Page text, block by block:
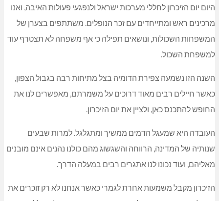
היום יום הזיכרון לחללי מערכות ישראל ולנפגעי פעולות האיבה, ואנו
מרכינים ראש ומתייחדים עם זכר הנופלים. משתתפים בצערן של
המשפחות השכולות, ונושאים תפילה כי אף משפחה לא תצטרף עוד
למשפחת השכול.
השנה הזו נשמעה צפירת הדומיה בצל מתיחות רבה בגבול הצפון,
כאשר חיילים רבים מאוד דרוכים על משמרתם, מאפשרים לנו את
החופש להתכנס כאן, ולציין את יום הזיכרון.
העובדה היא שמעגל הדמים ממשיך ומתגלגל. למרות שבעים
שנותיה של המדינה, הרווחה והשגשוג מהם כולנו נהנים אינם מובנים
מאליהם, ועוד נכונו לנו אתגרים רבים במעלה הדרך.
הזיכרון מקבל משמעות אחרת לגמרי כאשר אנחנו לא רק זוכרים את